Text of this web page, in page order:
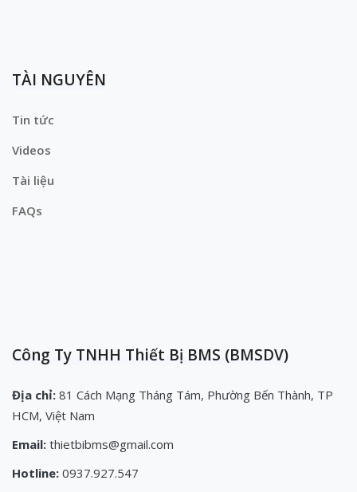
TÀI NGUYÊN
Tin tức
Videos
Tài liệu
FAQs
Công Ty TNHH Thiết Bị BMS (BMSDV)
Địa chỉ: 81 Cách Mạng Tháng Tám, Phường Bến Thành, TP
HCM, Việt Nam
Email: thietbibms@gmail.com
Hotline: 0937.927.547